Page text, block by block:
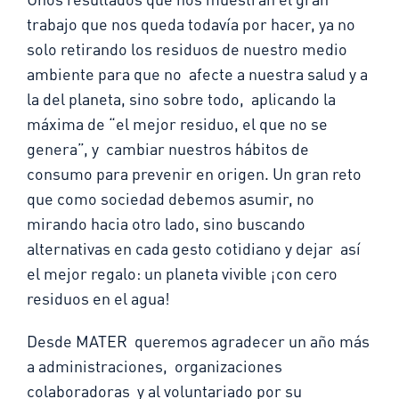
trabajo que nos queda todavía por hacer, ya no
solo retirando los residuos de nuestro medio
ambiente para que no afecte a nuestra salud y a
la del planeta, sino sobre todo, aplicando la
máxima de “el mejor residuo, el que no se
genera”, y cambiar nuestros hábitos de
consumo para prevenir en origen. Un gran reto
que como sociedad debemos asumir, no
mirando hacia otro lado, sino buscando
alternativas en cada gesto cotidiano y dejar así
el mejor regalo: un planeta vivible ¡con cero
residuos en el agua!
Desde MATER queremos agradecer un año más
a administraciones, organizaciones
colaboradoras y al voluntariado por su